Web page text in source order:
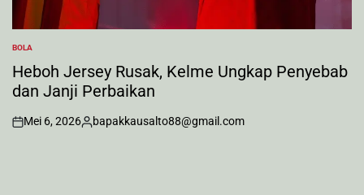
POSTED
IN
BOLA
Heboh Jersey Rusak, Kelme Ungkap Penyebab
dan Janji Perbaikan
on
Mei 6, 2026
Posted
bapakkausalto88@gmail.com